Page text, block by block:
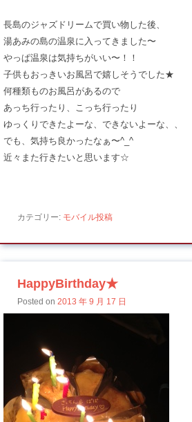
長島のジャズドリームで買い物した後、
湯あみの島の温泉に入ってきました〜
やっぱ温泉は気持ちがいい〜！！
子供もおっきいお風呂で嬉しそうでした★
何種類ものお風呂があるので
あっち行ったり、こっち行ったり
ゆっくりできたよーな、できないよーな、、
でも、気持ち良かったなぁ〜^_^
近々また行きたいと思います☆
カテゴリー: モバイル投稿
HappyBirthday★
Posted on 2013 年 9 月 17 日